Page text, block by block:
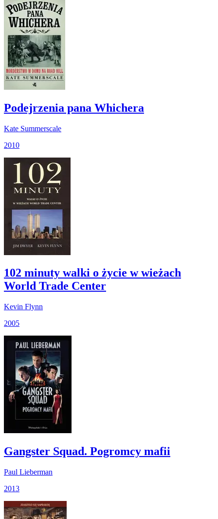
Podejrzenia pana Whichera
Kate Summerscale
2010
102 minuty walki o życie w wieżach
World Trade Center
Kevin Flynn
2005
Gangster Squad. Pogromcy mafii
Paul Lieberman
2013